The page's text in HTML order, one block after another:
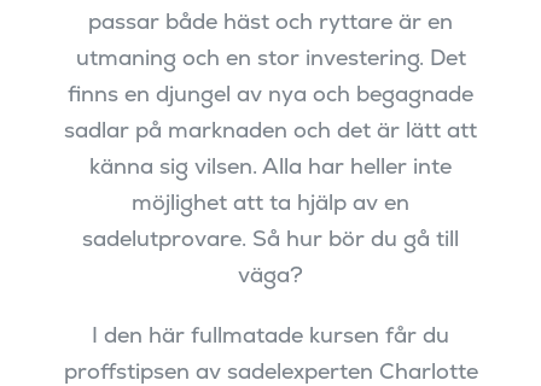
passar både häst och ryttare är en
utmaning och en stor investering. Det
finns en djungel av nya och begagnade
sadlar på marknaden och det är lätt att
känna sig vilsen. Alla har heller inte
möjlighet att ta hjälp av en
sadelutprovare. Så hur bör du gå till
väga?
I den här fullmatade kursen får du
proffstipsen av sadelexperten Charlotte